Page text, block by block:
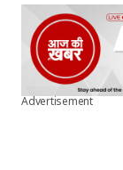
Advertisement